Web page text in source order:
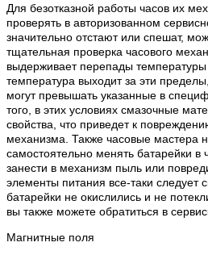
Для безотказной работы часов их
проверять в авторизованном
значительно отстают или спешат,
тщательная проверка часового
выдерживает перепады
температура выходит за эти
могут превышать указанные в
того, в этих условиях смазочные
свойства, что приведет к
механизма. Также часовые мастера
самостоятельно менять батарейки
занести в механизм пыль или
элементы питания все-таки следует
батарейки не окислились и не
вы также можете обратиться в
Магнитные поля